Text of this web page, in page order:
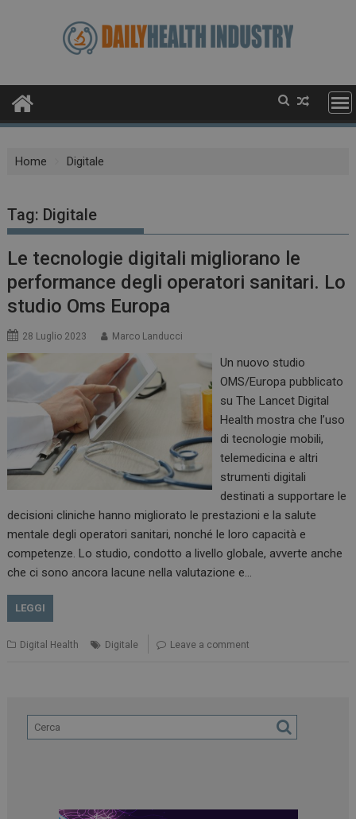
Home Digitale
Tag: Digitale
Le tecnologie digitali migliorano le
performance degli operatori sanitari. Lo
studio Oms Europa
28 Luglio 2023 Marco Landucci
Un nuovo studio
OMS/Europa pubblicato
su The Lancet Digital
Health mostra che l’uso
di tecnologie mobili,
telemedicina e altri
strumenti digitali
destinati a supportare le
decisioni cliniche hanno migliorato le prestazioni e la salute
mentale degli operatori sanitari, nonché le loro capacità e
competenze. Lo studio, condotto a livello globale, avverte anche
che ci sono ancora lacune nella valutazione e…
LEGGI
Digital Health Digitale Leave a comment